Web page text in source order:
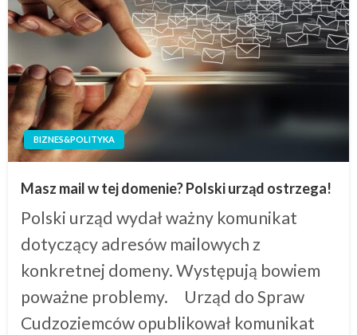
BIZNES&POLITYKA
Masz mail w tej domenie? Polski urząd ostrzega!
Polski urząd wydał ważny komunikat
dotyczący adresów mailowych z
konkretnej domeny. Występują bowiem
poważne problemy. Urząd do Spraw
Cudzoziemców opublikował komunikat